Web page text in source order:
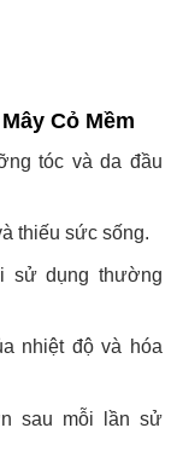
Cỏ Mềm
tóc và da đầu
thiếu sức sống.
sử dụng thường
nhiệt độ và hóa
sau mỗi lần sử